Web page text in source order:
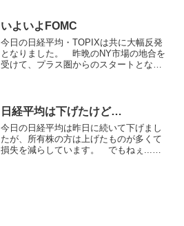
いよいよFOMC
今日の日経平均・TOPIXは共に大幅反発
となりました。 昨晩のNY市場の地合を
受けて、プラス圏からのスタートとなっ
た。 後場に入ってから...
日経平均は下げたけど…
今日の日経平均は昨日に続いて下げまし
たが、所有株の方は上げたものが多くて
損失を減らしています。 でもねぇ...